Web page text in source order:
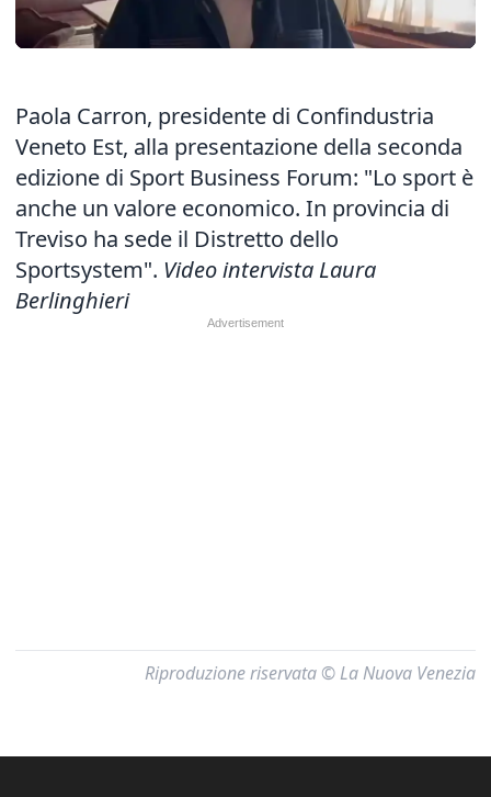
Paola Carron, presidente di Confindustria
Veneto Est, alla presentazione della seconda
edizione di Sport Business Forum: "Lo sport è
anche un valore economico. In provincia di
Treviso ha sede il Distretto dello
Sportsystem". Video intervista Laura
Berlinghieri
Riproduzione riservata © La Nuova Venezia